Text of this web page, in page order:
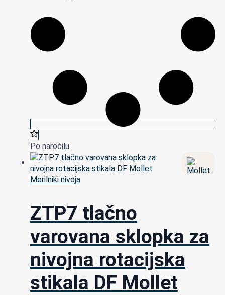
Po naročilu
Merilniki nivoja
ZTP7 tlačno
varovana sklopka za
nivojna rotacijska
stikala DF Mollet